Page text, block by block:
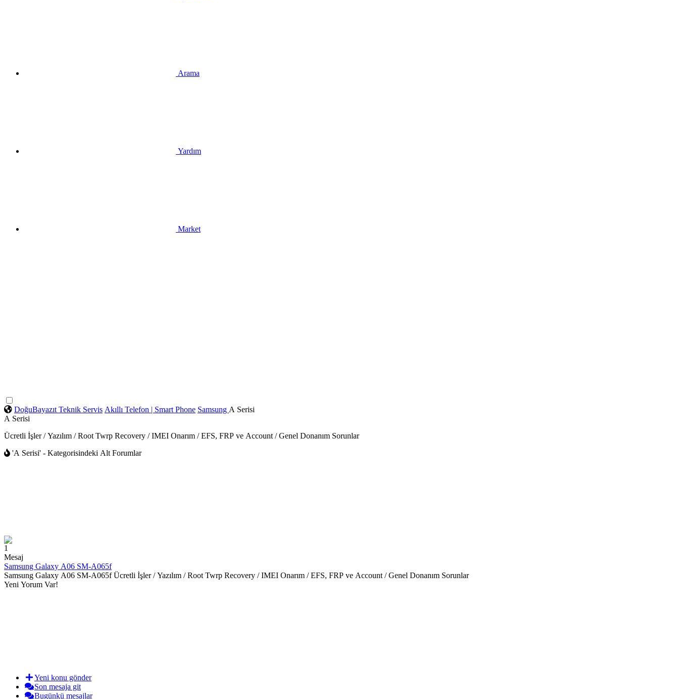
Arama
Yardım
Market
DoğuBayazıt Teknik Servis Akıllı Telefon | Smart Phone Samsung A Serisi
A Serisi
Ücretli İşler / Yazılım / Root Twrp Recovery / IMEI Onarım / EFS, FRP ve Account / Genel Donanım Sorunlar
'A Serisi' - Kategorisindeki Alt Forumlar
1
Mesaj
Samsung Galaxy A06 SM-A065f
Samsung Galaxy A06 SM-A065f Ücretli İşler / Yazılım / Root Twrp Recovery / IMEI Onarım / EFS, FRP ve Account / Genel Donanım Sorunlar
Yeni Yorum Var!
Yeni konu gönder
Son mesaja git
Bugünkü mesajlar